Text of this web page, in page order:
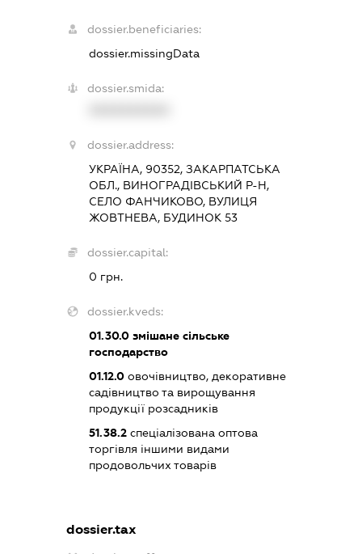
dossier.beneficiaries:
dossier.missingData
dossier.smida:
dossier.address:
УКРАЇНА, 90352, ЗАКАРПАТСЬКА
ОБЛ., ВИНОГРАДІВСЬКИЙ Р-Н,
СЕЛО ФАНЧИКОВО, ВУЛИЦЯ
ЖОВТНЕВА, БУДИНОК 53
dossier.capital:
0 грн.
dossier.kveds:
01.30.0змішане сільське
господарство
01.12.0овочівництво, декоративне
садівництво та вирощування
продукції розсадників
51.38.2спеціалізована оптова
торгівля іншими видами
продовольчих товарів
dossier.tax